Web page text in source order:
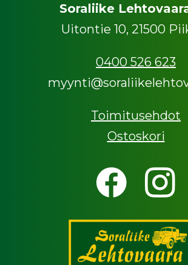
Soraliike
Uitontie 10, 21500
0400 526 623
Toimitusehdot
Ostoskori